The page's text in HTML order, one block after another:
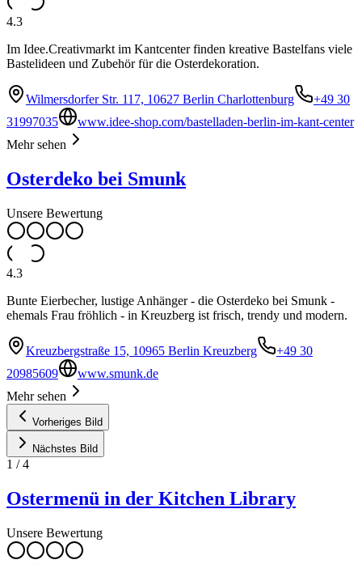
4.3
Im Idee.Creativmarkt im Kantcenter finden kreative Bastelfans viele
Bastelideen und Zubehör für die Osterdekoration.
Wilmersdorfer Str. 117, 10627 Berlin Charlottenburg
+49 30
31997035
www.idee-shop.com/bastelladen-berlin-im-kant-center
Mehr sehen
Osterdeko bei Smunk
Unsere Bewertung
4.3
Bunte Eierbecher, lustige Anhänger - die Osterdeko bei Smunk -
ehemals Frau fröhlich - in Kreuzberg ist frisch, trendy und modern.
Kreuzbergstraße 15, 10965 Berlin Kreuzberg
+49 30
20985609
www.smunk.de
Mehr sehen
Vorheriges Bild
Nächstes Bild
1 /4
Ostermenü in der Kitchen Library
Unsere Bewertung